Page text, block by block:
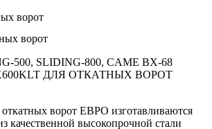
ворот
500, SLIDING-800, CAME BX-68
ДЛЯ ОТКАТНЫХ ВОРОТ
ворот ЕВРО изготавливаются
качественной высокопрочной стали